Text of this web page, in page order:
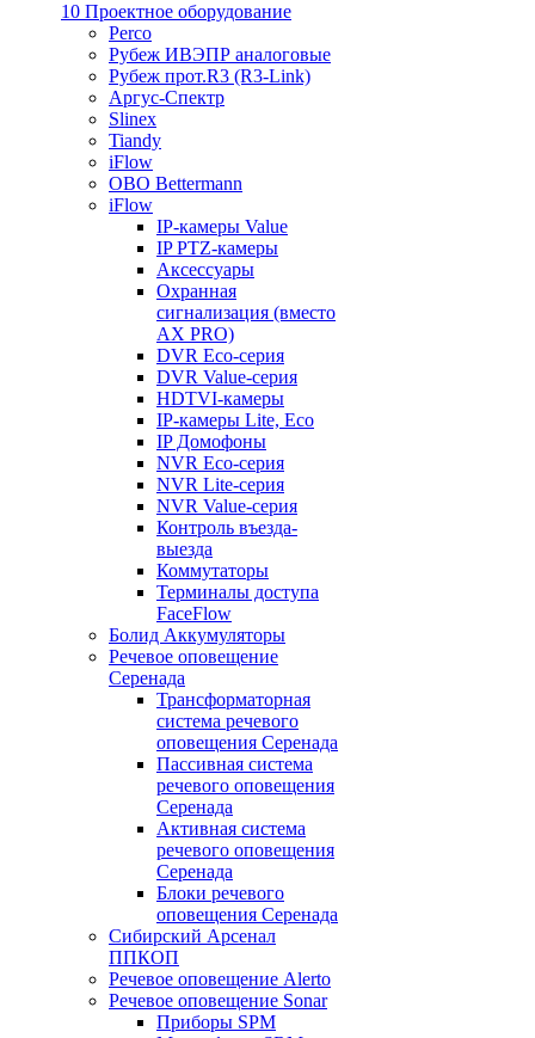
10 Проектное оборудование
Perco
Рубеж ИВЭПР аналоговые
Рубеж прот.R3 (R3-Link)
Аргус-Спектр
Slinex
Tiandy
iFlow
OBO Bettermann
iFlow
IP-камеры Value
IP PTZ-камеры
Аксессуары
Охранная
сигнализация (вместо
AX PRO)
DVR Eco-серия
DVR Value-серия
HDTVI-камеры
IP-камеры Lite, Eco
IP Домофоны
NVR Eco-серия
NVR Lite-серия
NVR Value-серия
Контроль въезда-
выезда
Коммутаторы
Терминалы доступа
FaceFlow
Болид Аккумуляторы
Речевое оповещение
Серенада
Трансформаторная
система речевого
оповещения Серенада
Пассивная система
речевого оповещения
Серенада
Активная система
речевого оповещения
Серенада
Блоки речевого
оповещения Серенада
Сибирский Арсенал
ППКОП
Речевое оповещение Alerto
Речевое оповещение Sonar
Приборы SPM